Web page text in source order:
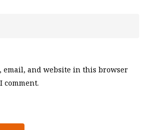
email, and website in this browser
comment.